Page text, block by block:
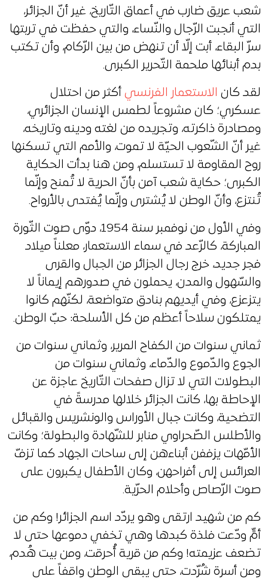
شعب عريق ضارب في أعماق التّاريخ، غير أنّ الجزائر،
التي أنجبت الرّجال والنّساء، والتي حفظت في تربتها
سرّ البقاء، أبت إلّا أن تنهض من بين الرّكام، وأن تكتب
بدم أبنائها ملحمة التّحرير الكبرى.
لقد كان الاستعمار الفرنسي أكثر من احتلال
عسكري؛ كان مشروعاً لطمس الإنسان الجزائري،
ومصادرة ذاكرته، وتجريده من لغته ودينه وتاريخه،
غير أنّ الشّعوب الحيّة لا تموت، والأمم التي تسكنها
روح المقاومة لا تستسلم، ومن هنا بدأت الحكاية
الكبرى؛ حكاية شعب آمن بأنّ الحرية لا تُمنح وإنّما
تُنتزع، وأنّ الوطن لا يُشترى وإنّما يُفتدى بالأرواح.
وفي الأول من نوفمبر سنة 1954، دوّى صوت الثّورة
المباركة، كالرّعد في سماء الاستعمار، معلناً ميلاد
فجر جديد، خرج رجال الجزائر من الجبال والقرى
والسّهول والمدن، يحملون في صدورهم إيماناً لا
يتزعزع، وفي أيديهم بنادق متواضعة، لكنّهم كانوا
يمتلكون سلاحاً أعظم من كل الأسلحة: حبّ الوطن.
ثماني سنوات من الكفاح المرير، وثماني سنوات من
الجوع والدّموع والدّماء، وثماني سنوات من
البطولات التي لا تزال صفحات التّاريخ عاجزة عن
الإحاطة بها، كانت الجزائر خلالها مدرسةً في
التضحية، وكانت جبال الأوراس والونشريس والقبائل
والأطلس الصّحراوي منابر للشّهادة والبطولة؛ وكانت
الأمّهات يزففن أبناءهن إلى ساحات الجهاد كما تزفّ
العرائس إلى أفراحهن، وكان الأطفال يكبرون على
صوت الرّصاص وأحلام الحرّية.
كم من شهيد ارتقى وهو يردّد اسم الجزائر! وكم من
أمٍّ ودّعت فلذة كبدها وهي تخفي دموعها حتى لا
تضعف عزيمته! وكم من قرية أُحرقت، ومن بيت هُدم،
ومن أسرة شُرّدت، حتى يبقى الوطن واقفاً على